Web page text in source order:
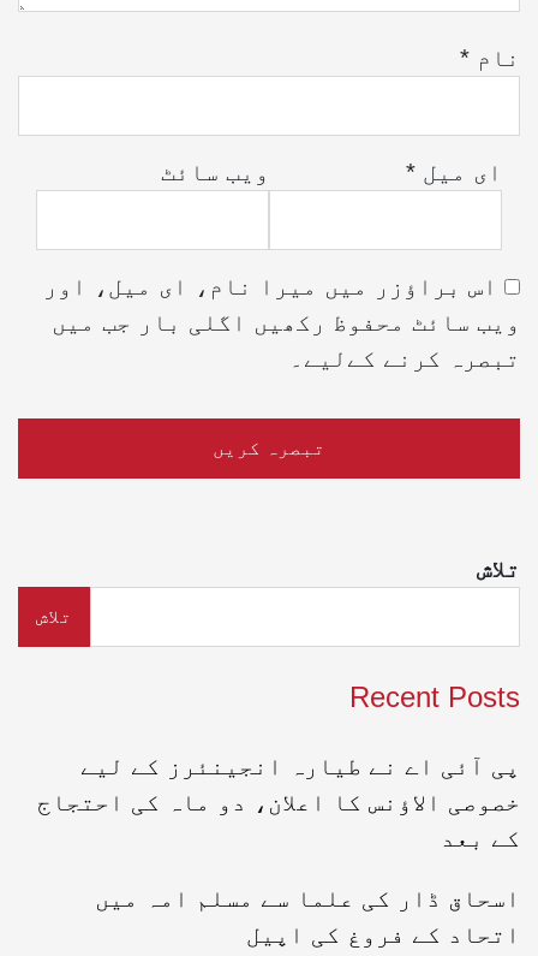
نام *
ای میل * ویب‌ سائٹ
اس براؤزر میں میرا نام، ای میل، اور
ویب سائٹ محفوظ رکھیں اگلی بار جب میں
تبصرہ کرنے کےلیے۔
تلاش
تلاش
Recent Posts
پی آئی اے نے طیارہ انجینئرز کے لیے
خصوصی الاؤنس کا اعلان، دو ماہ کی احتجاج
کے بعد
اسحاق ڈار کی علما سے مسلم امہ میں
اتحاد کے فروغ کی اپیل